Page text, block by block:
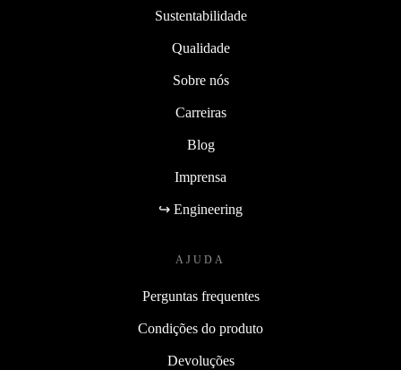
Sustentabilidade
Qualidade
Sobre nós
Carreiras
Blog
Imprensa
↪ Engineering
AJUDA
Perguntas frequentes
Condições do produto
Devoluções